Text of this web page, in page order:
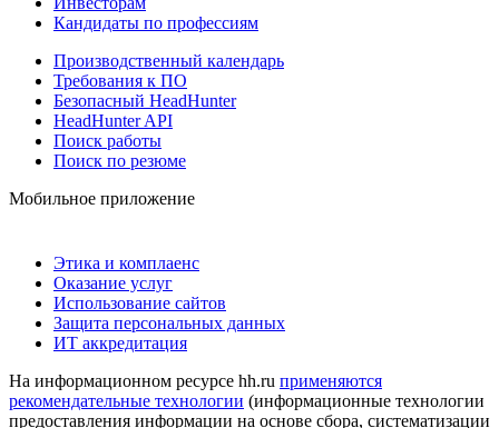
Кандидаты по профессиям
Производственный календарь
Требования к ПО
Безопасный HeadHunter
HeadHunter API
Поиск работы
Поиск по резюме
Мобильное приложение
Этика и комплаенс
Оказание услуг
Использование сайтов
Защита персональных данных
ИТ аккредитация
На информационном ресурсе hh.ru применяются
рекомендательные технологии (информационные технологии
предоставления информации на основе сбора, систематизации